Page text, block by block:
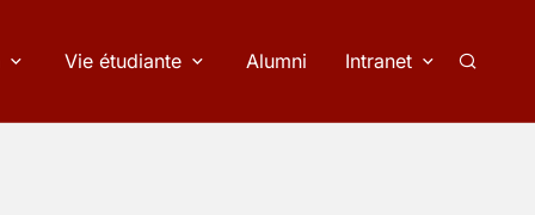
Vie étudiante Alumni Intranet